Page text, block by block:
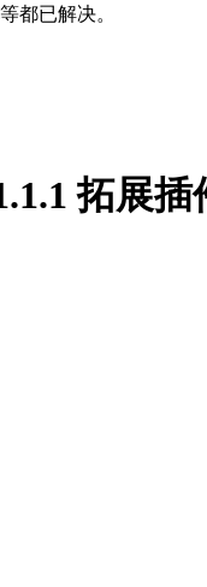
都已解决。
拓展